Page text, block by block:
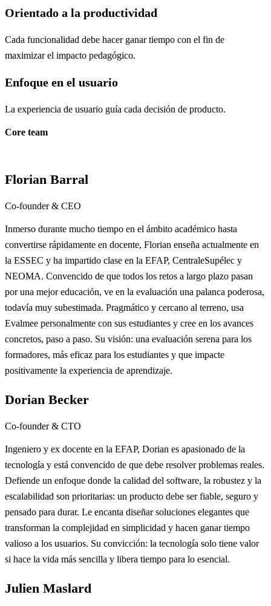
Orientado a la productividad
Cada funcionalidad debe hacer ganar tiempo con el fin de
maximizar el impacto pedagógico.
Enfoque en el usuario
La experiencia de usuario guía cada decisión de producto.
Core team
Florian Barral
Co-founder & CEO
Inmerso durante mucho tiempo en el ámbito académico hasta
convertirse rápidamente en docente, Florian enseña actualmente en
la ESSEC y ha impartido clase en la EFAP, CentraleSupélec y
NEOMA. Convencido de que todos los retos a largo plazo pasan
por una mejor educación, ve en la evaluación una palanca poderosa,
todavía muy subestimada. Pragmático y cercano al terreno, usa
Evalmee personalmente con sus estudiantes y cree en los avances
concretos, paso a paso. Su visión: una evaluación serena para los
formadores, más eficaz para los estudiantes y que impacte
positivamente la experiencia de aprendizaje.
Dorian Becker
Co-founder & CTO
Ingeniero y ex docente en la EFAP, Dorian es apasionado de la
tecnología y está convencido de que debe resolver problemas reales.
Defiende un enfoque donde la calidad del software, la robustez y la
escalabilidad son prioritarias: un producto debe ser fiable, seguro y
pensado para durar. Le encanta diseñar soluciones elegantes que
transforman la complejidad en simplicidad y hacen ganar tiempo
valioso a los usuarios. Su convicción: la tecnología solo tiene valor
si hace la vida más sencilla y libera tiempo para lo esencial.
Julien Maslard